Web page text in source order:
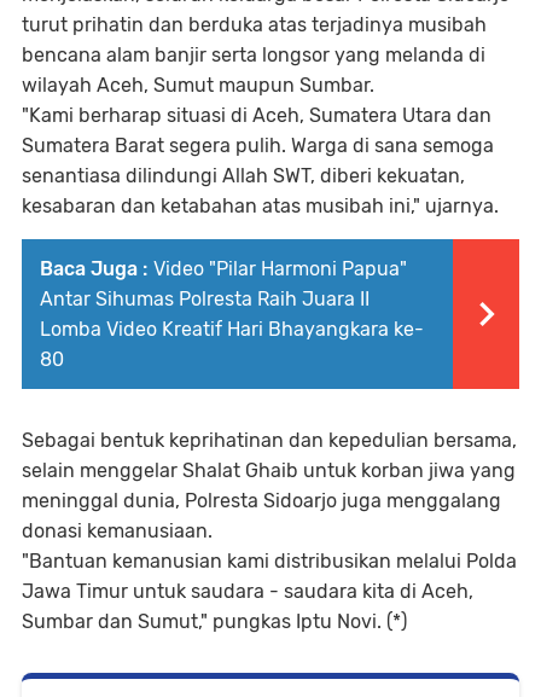
turut prihatin dan berduka atas terjadinya musibah
bencana alam banjir serta longsor yang melanda di
wilayah Aceh, Sumut maupun Sumbar.
"Kami berharap situasi di Aceh, Sumatera Utara dan
Sumatera Barat segera pulih. Warga di sana semoga
senantiasa dilindungi Allah SWT, diberi kekuatan,
kesabaran dan ketabahan atas musibah ini," ujarnya.
Baca Juga : Video "Pilar Harmoni Papua"
Antar Sihumas Polresta Raih Juara II
Lomba Video Kreatif Hari Bhayangkara ke-
80
Sebagai bentuk keprihatinan dan kepedulian bersama,
selain menggelar Shalat Ghaib untuk korban jiwa yang
meninggal dunia, Polresta Sidoarjo juga menggalang
donasi kemanusiaan.
"Bantuan kemanusian kami distribusikan melalui Polda
Jawa Timur untuk saudara - saudara kita di Aceh,
Sumbar dan Sumut," pungkas Iptu Novi. (*)